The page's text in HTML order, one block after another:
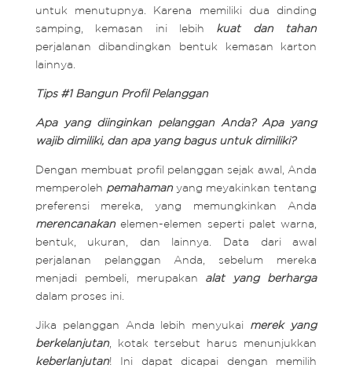
untuk menutupnya. Karena memiliki dua dinding
samping, kemasan ini lebih kuat dan tahan
perjalanan dibandingkan bentuk kemasan karton
lainnya.
Tips #1 Bangun Profil Pelanggan
Apa yang diinginkan pelanggan Anda? Apa yang
wajib dimiliki, dan apa yang bagus untuk dimiliki?
Dengan membuat profil pelanggan sejak awal, Anda
memperoleh pemahaman yang meyakinkan tentang
preferensi mereka, yang memungkinkan Anda
merencanakan elemen-elemen seperti palet warna,
bentuk, ukuran, dan lainnya. Data dari awal
perjalanan pelanggan Anda, sebelum mereka
menjadi pembeli, merupakan alat yang berharga
dalam proses ini.
Jika pelanggan Anda lebih menyukai merek yang
berkelanjutan, kotak tersebut harus menunjukkan
keberlanjutan! Ini dapat dicapai dengan memilih